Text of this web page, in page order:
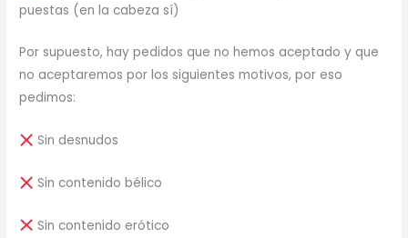
puestas (en la cabeza sí)
Por supuesto, hay pedidos que no hemos aceptado y que
no aceptaremos por los siguientes motivos, por eso
pedimos:
Sin desnudos
Sin contenido bélico
Sin contenido erótico